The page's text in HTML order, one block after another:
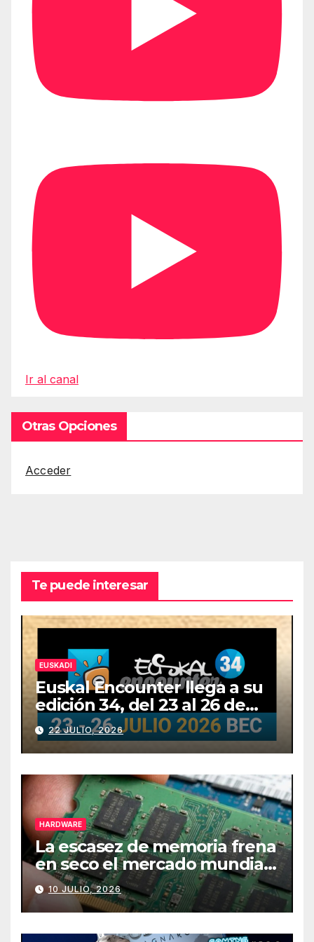
Ir al canal
Otras Opciones
Acceder
Te puede interesar
EUSKADI
Euskal Encounter llega a su
edición 34, del 23 al 26 de
julio
22 JULIO, 2026
HARDWARE
La escasez de memoria frena
en seco el mercado mundial
de PCs
10 JULIO, 2026